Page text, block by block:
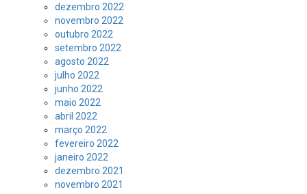
dezembro 2022
novembro 2022
outubro 2022
setembro 2022
agosto 2022
julho 2022
junho 2022
maio 2022
abril 2022
março 2022
fevereiro 2022
janeiro 2022
dezembro 2021
novembro 2021